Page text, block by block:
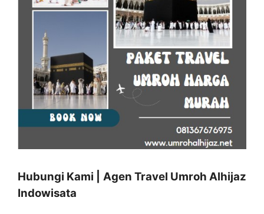
Hubungi Kami | Agen Travel Umroh Alhijaz
Indowisata